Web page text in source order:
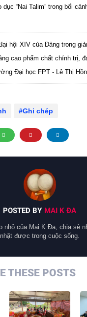
“Nai Talim” trong bối
hội XIV của Đảng trong
cao phẩm chất chính trị,
Đại học FPT - Lê Thị
Ghi chép
POSTED BY MAI K ĐA
nhỏ của Mai K Đa, chia sẻ
nhặt được trong cuộc sống.
THESE POSTS